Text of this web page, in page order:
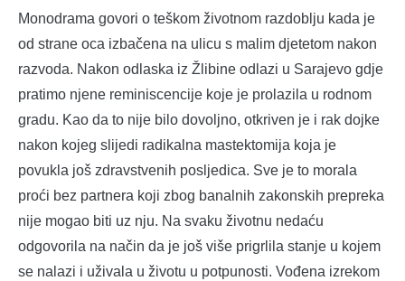
Monodrama govori o teškom životnom razdoblju kada je
od strane oca izbačena na ulicu s malim djetetom nakon
razvoda. Nakon odlaska iz Žlibine odlazi u Sarajevo gdje
pratimo njene reminiscencije koje je prolazila u rodnom
gradu. Kao da to nije bilo dovoljno, otkriven je i rak dojke
nakon kojeg slijedi radikalna mastektomija koja je
povukla još zdravstvenih posljedica. Sve je to morala
proći bez partnera koji zbog banalnih zakonskih prepreka
nije mogao biti uz nju. Na svaku životnu nedaću
odgovorila na način da je još više prigrlila stanje u kojem
se nalazi i uživala u životu u potpunosti. Vođena izrekom